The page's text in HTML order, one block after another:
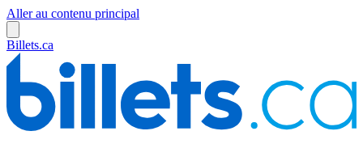
Aller au contenu principal
Billets.ca